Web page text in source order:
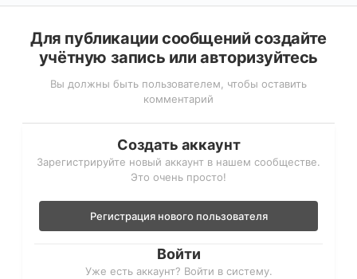
Для публикации сообщений создайте
учётную запись или авторизуйтесь
Вы должны быть пользователем, чтобы оставить
комментарий
Создать аккаунт
Зарегистрируйте новый аккаунт в нашем сообществе.
Это очень просто!
Регистрация нового пользователя
Войти
Уже есть аккаунт? Войти в систему.